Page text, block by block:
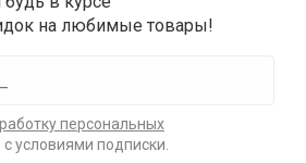
на любимые товары!
персональных
с условиями подписки.